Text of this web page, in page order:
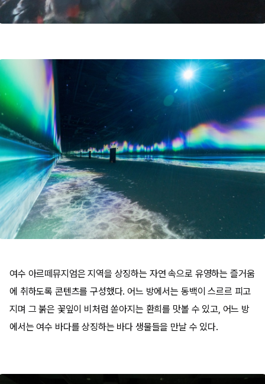
여수 아르떼뮤지엄은 지역을 상징하는 자연 속으로 유영하는 즐거움
에 취하도록 콘텐츠를 구성했다. 어느 방에서는 동백이 스르르 피고
지며 그 붉은 꽃잎이 비처럼 쏟아지는 환희를 맛볼 수 있고, 어느 방
에서는 여수 바다를 상징하는 바다 생물들을 만날 수 있다.